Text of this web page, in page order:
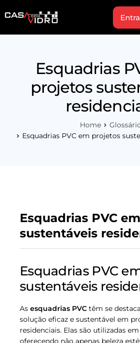
Produtos
Indique+
Vagas
Esquadrias
projetos
Home
Esquadrias PVC em projetos
Esquadrias PVC
sustentáveis
Esquadrias PVC
sustentáveis
As esquadrias PVC têm se
solução eficaz e sustentável em
residenciais. Elas são utilizadas
oferecendo não apenas beleza